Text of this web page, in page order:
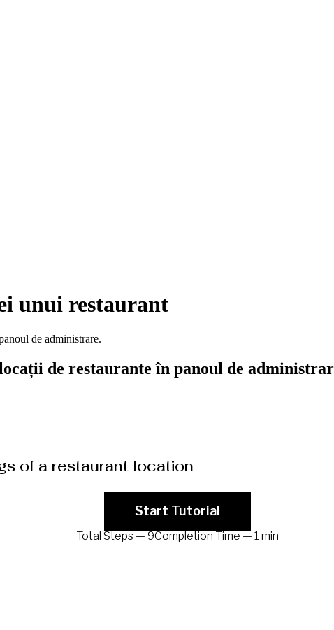
unui restaurant
de administrare.
de restaurante în panoul de